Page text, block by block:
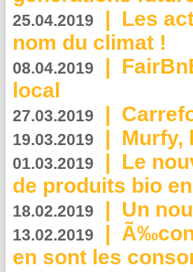
25.04.2019 | Les
nom du climat !
08.04.2019 |
local
27.03.2019 |
19.03.2019 | Murfy,
01.03.2019 | Le
de produits bio
18.02.2019 | Un
13.02.2019 |
en sont les